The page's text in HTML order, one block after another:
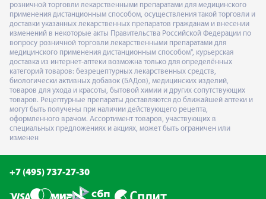
розничной торговли лекарственными препаратами для медицинского
применения дистанционным способом, осуществления такой торговли и
доставки указанных лекарственных препаратов гражданам и внесении
изменений в некоторые акты Правительства Российской Федерации по
вопросу розничной торговли лекарственными препаратами для
медицинского применения дистанционным способом", курьерская
доставка из интернет-аптеки возможна только для определённых
категорий товаров: безрецептурных лекарственных средств,
биологически активных добавок (БАДов), медицинских изделий,
товаров для ухода и красоты, бытовой химии и других сопутствующих
товаров. Рецептурные препараты доставляются до ближайшей аптеки и
могут быть получены при наличии действующего рецепта,
оформленного врачом. Ассортимент товаров, участвующих в
специальных предложениях и акциях, может быть ограничен или
изменен
+7 (495) 737-27-30